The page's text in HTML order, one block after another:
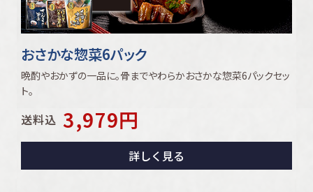
おさかな惣菜6パック
晩酌やおかずの一品に｡骨までやわらかおさかな惣菜6パックセッ
ト｡
送料込 3,979円
詳しく見る